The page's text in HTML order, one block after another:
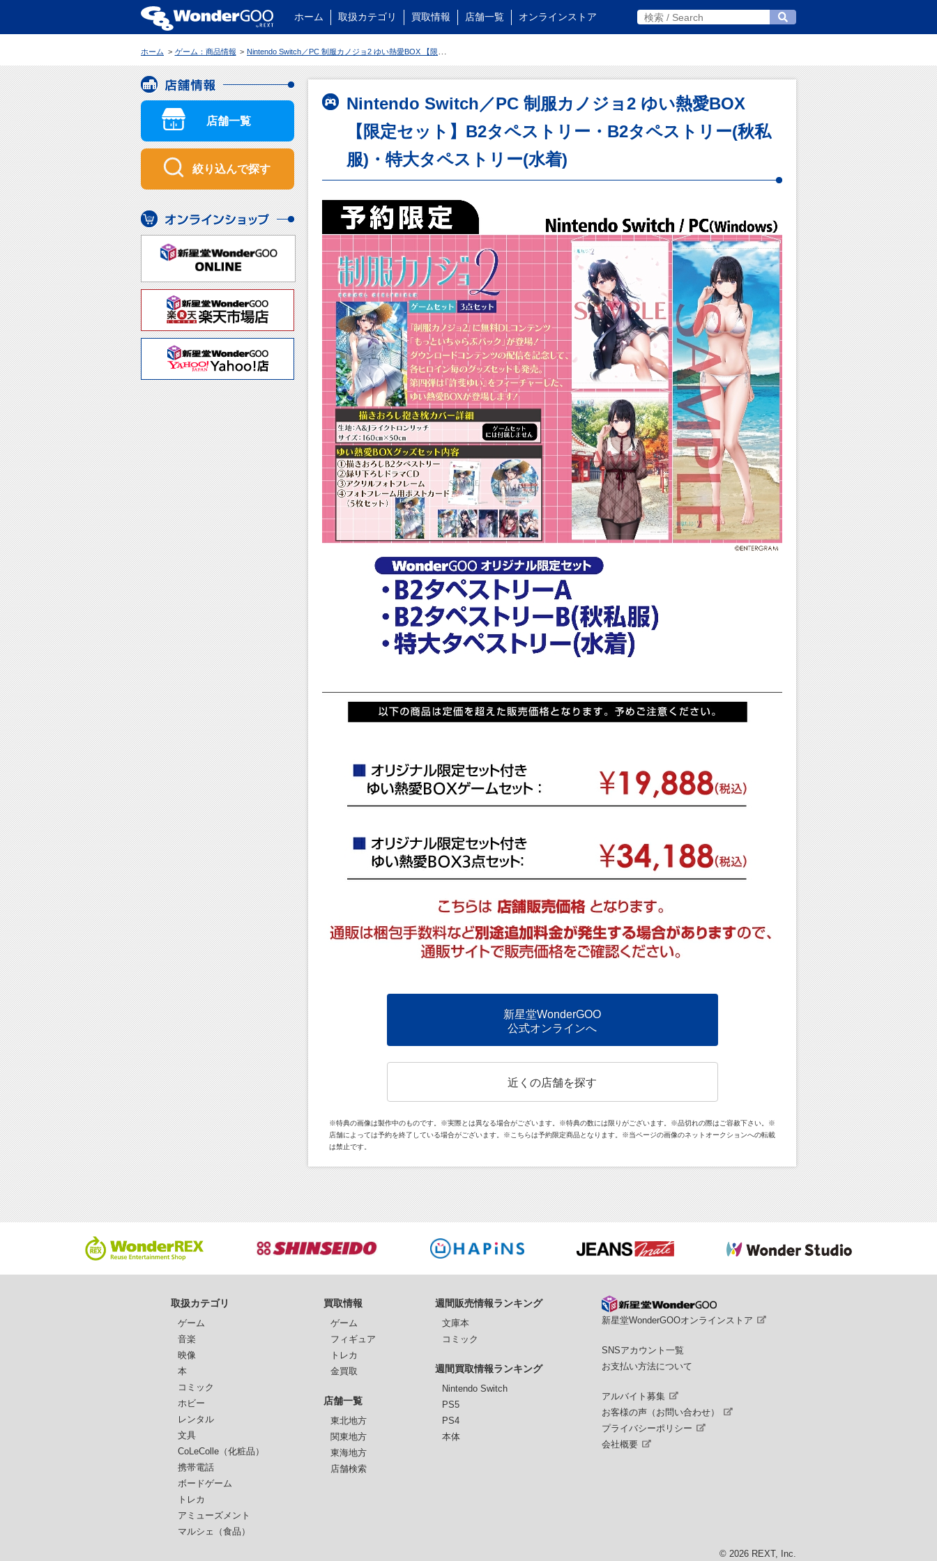
ホーム 取扱カテゴリ 買取情報 店舗一覧 オンラインストア
ホーム ゲーム：商品情報 Nintendo Switch／PC 制服カノジョ2 ゆい熱愛BOX 【限定セット】B2タペストリー・B2タペストリー(秋私服)・特大タペストリー(水着)
Nintendo Switch／PC 制服カノジョ2 ゆい熱愛BOX
【限定セット】B2タペストリー・B2タペストリー(秋私
服)・特大タペストリー(水着)
新星堂WonderGOO
公式オンラインへ
近くの店舗を探す
※特典の画像は製作中のものです。※実際とは異なる場合がございます。※特典の数には限りがございます。※品切れの際はご容赦下さい。※
店舗によっては予約を終了している場合がございます。※こちらは予約限定商品となります。※当ページの画像のネットオークションへの転載
は禁止です。
店舗情報
店舗一覧
絞り込んで探す
オンラインショップ
取扱カテゴリ
ゲーム
音楽
映像
本
コミック
ホビー
レンタル
文具
CoLeColle（化粧品）
携帯電話
ボードゲーム
トレカ
アミューズメント
マルシェ（食品）
買取情報
ゲーム
フィギュア
トレカ
金買取
店舗一覧
東北地方
関東地方
東海地方
店舗検索
週間販売情報ランキング
文庫本
コミック
週間買取情報ランキング
Nintendo Switch
PS5
PS4
本体
新星堂WonderGOOオンラインストア
SNSアカウント一覧
お支払い方法について
アルバイト募集
お客様の声（お問い合わせ）
プライバシーポリシー
会社概要
© 2026 REXT, Inc.